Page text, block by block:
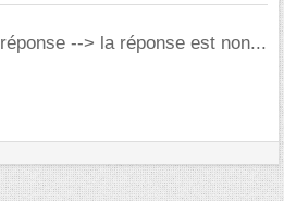
--> la réponse est non...